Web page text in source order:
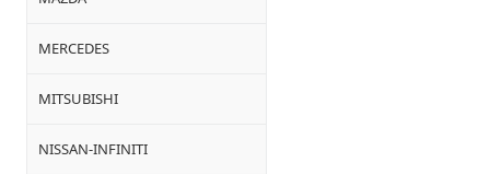
MERCEDES
MITSUBISHI
NISSAN-INFINITI